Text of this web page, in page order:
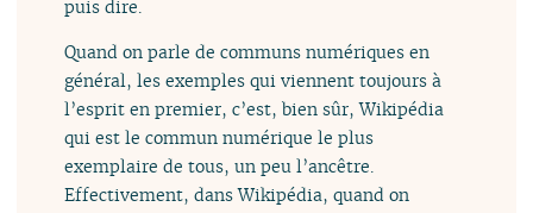
puis dire.
Quand on parle de communs numériques en
général, les exemples qui viennent toujours à
l’esprit en premier, c’est, bien sûr, Wikipédia
qui est le commun numérique le plus
exemplaire de tous, un peu l’ancêtre.
Effectivement, dans Wikipédia, quand on